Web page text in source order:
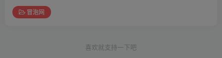
冒泡网
喜欢就支持一下吧